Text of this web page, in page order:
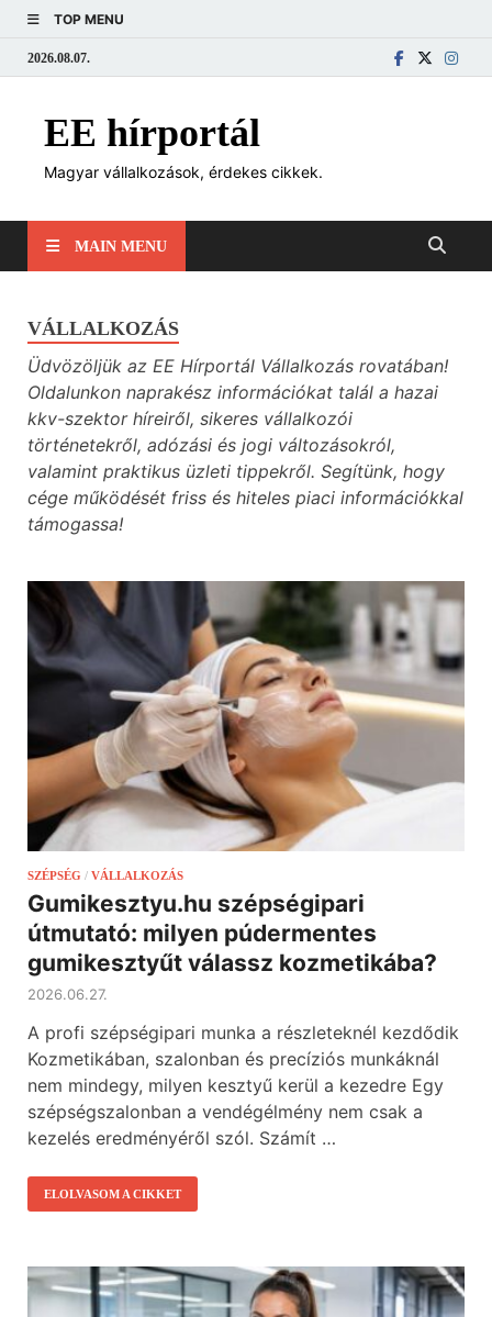
TOP MENU
2026.08.07.
EE hírportál
Magyar vállalkozások, érdekes cikkek.
MAIN MENU
VÁLLALKOZÁS
Üdvözöljük az EE Hírportál Vállalkozás rovatában!
Oldalunkon naprakész információkat talál a hazai
kkv-szektor híreiről, sikeres vállalkozói
történetekről, adózási és jogi változásokról,
valamint praktikus üzleti tippekről. Segítünk, hogy
cége működését friss és hiteles piaci információkkal
támogassa!
SZÉPSÉG / VÁLLALKOZÁS
Gumikesztyu.hu szépségipari
útmutató: milyen púdermentes
gumikesztyűt válassz kozmetikába?
2026.06.27.
A profi szépségipari munka a részleteknél kezdődik
Kozmetikában, szalonban és precíziós munkáknál
nem mindegy, milyen kesztyű kerül a kezedre Egy
szépségszalonban a vendégélmény nem csak a
kezelés eredményéről szól. Számít …
ELOLVASOM A CIKKET